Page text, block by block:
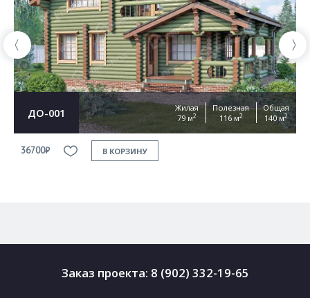
ДО-001
Жилая
79 м2
Полезная
116 м2
Общая
140 м2
36700₽ В КОРЗИНУ
Заказ проекта: 8 (902) 332-19-65